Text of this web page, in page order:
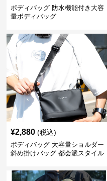
ボディバッグ 防水機能付き大容
量ボディバッグ
¥2,880 (税込)
ボディバッグ 大容量ショルダー
斜め掛けバッグ 都会派スタイル